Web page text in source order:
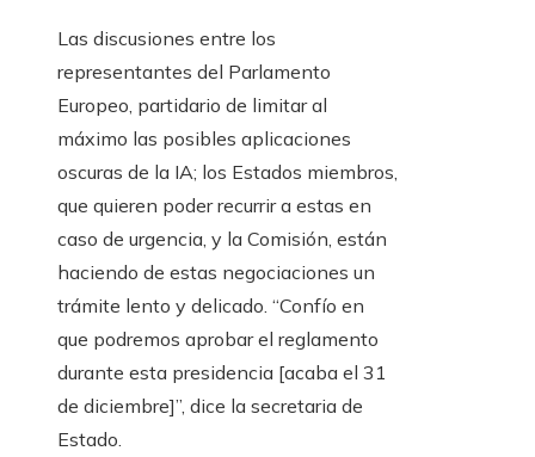
Las discusiones entre los
representantes del Parlamento
Europeo, partidario de limitar al
máximo las posibles aplicaciones
oscuras de la IA; los Estados miembros,
que quieren poder recurrir a estas en
caso de urgencia, y la Comisión, están
haciendo de estas negociaciones un
trámite lento y delicado. “Confío en
que podremos aprobar el reglamento
durante esta presidencia [acaba el 31
de diciembre]”, dice la secretaria de
Estado.